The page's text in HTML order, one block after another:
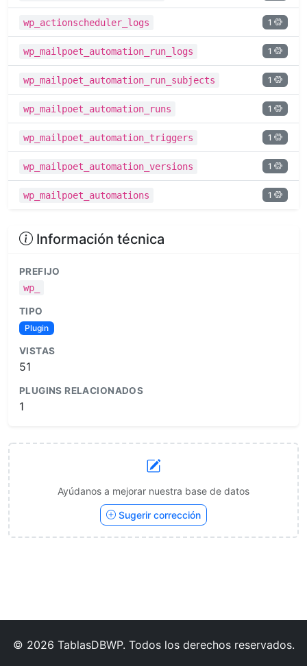
wp_actionscheduler_logs 1
wp_mailpoet_automation_run_logs 1
wp_mailpoet_automation_run_subjects 1
wp_mailpoet_automation_runs 1
wp_mailpoet_automation_triggers 1
wp_mailpoet_automation_versions 1
wp_mailpoet_automations 1
Información técnica
PREFIJO
wp_
TIPO
Plugin
VISTAS
51
PLUGINS RELACIONADOS
1
Ayúdanos a mejorar nuestra base de datos
Sugerir corrección
© 2026 TablasDBWP. Todos los derechos reservados.